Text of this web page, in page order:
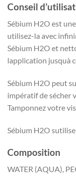
Conseil
Sébium H2O est
utilisez-la avec
Sébium H2O et
lapplication jusquà
Sébium H2O peut
impératif de sécher
Tamponnez votre
Sébium H2O
Composition
WATER (AQUA),